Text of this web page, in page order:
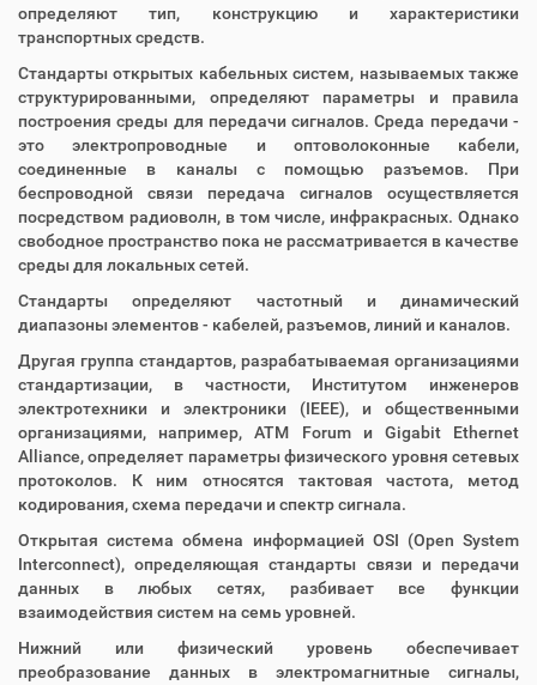
определяют тип, конструкцию и характеристики
транспортных средств.
Стандарты открытых кабельных систем, называемых также
структурированными, определяют параметры и правила
построения среды для передачи сигналов. Среда передачи -
это электропроводные и оптоволоконные кабели,
соединенные в каналы с помощью разъемов. При
беспроводной связи передача сигналов осуществляется
посредством радиоволн, в том числе, инфракрасных. Однако
свободное пространство пока не рассматривается в качестве
среды для локальных сетей.
Стандарты определяют частотный и динамический
диапазоны элементов - кабелей, разъемов, линий и каналов.
Другая группа стандартов, разрабатываемая организациями
стандартизации, в частности, Институтом инженеров
электротехники и электроники (IEEE), и общественными
организациями, например, ATM Forum и Gigabit Ethernet
Alliance, определяет параметры физического уровня сетевых
протоколов. К ним относятся тактовая частота, метод
кодирования, схема передачи и спектр сигнала.
Открытая система обмена информацией OSI (Open System
Interconnect), определяющая стандарты связи и передачи
данных в любых сетях, разбивает все функции
взаимодействия систем на семь уровней.
Нижний или физический уровень обеспечивает
преобразование данных в электромагнитные сигналы,